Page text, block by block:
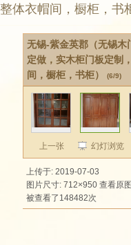
体衣帽间，橱柜，书
无锡-紫金英郡（无锡木
定做，实木柜门板定制
间，橱柜，书柜）
(6/9)
上一张 幻灯浏览
上传于: 2019-07-03
图片尺寸: 712×950 查看原图
被查看了148482次